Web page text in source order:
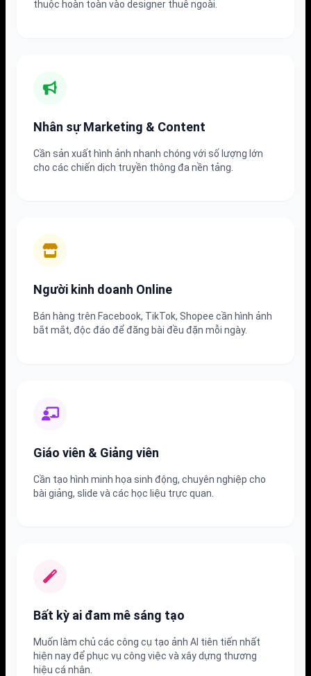
thuộc hoàn toàn vào designer thuê ngoài.
Nhân sự Marketing & Content
Cần sản xuất hình ảnh nhanh chóng với số lượng lớn
cho các chiến dịch truyền thông đa nền tảng.
Người kinh doanh Online
Bán hàng trên Facebook, TikTok, Shopee cần hình ảnh
bắt mắt, độc đáo để đăng bài đều đặn mỗi ngày.
Giáo viên & Giảng viên
Cần tạo hình minh họa sinh động, chuyên nghiệp cho
bài giảng, slide và các học liệu trực quan.
Bất kỳ ai đam mê sáng tạo
Muốn làm chủ các công cụ tạo ảnh AI tiên tiến nhất
hiện nay để phục vụ công việc và xây dựng thương
hiệu cá nhân.